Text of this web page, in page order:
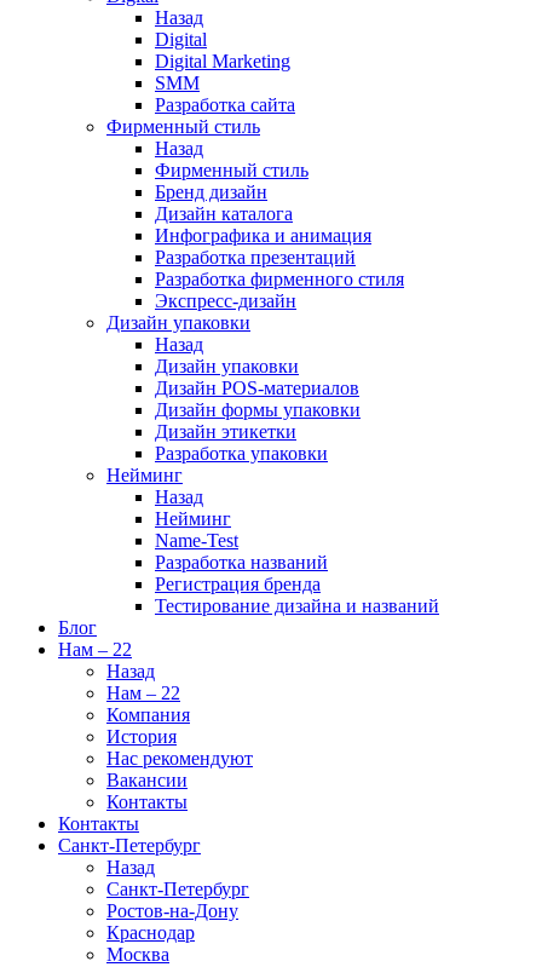
Назад
Digital
Digital Marketing
SMM
Разработка сайта
Фирменный стиль
Назад
Фирменный стиль
Бренд дизайн
Дизайн каталога
Инфографика и анимация
Разработка презентаций
Разработка фирменного стиля
Экспресс-дизайн
Дизайн упаковки
Назад
Дизайн упаковки
Дизайн POS-материалов
Дизайн формы упаковки
Дизайн этикетки
Разработка упаковки
Нейминг
Назад
Нейминг
Name-Test
Разработка названий
Регистрация бренда
Тестирование дизайна и названий
Блог
Нам – 22
Назад
Нам – 22
Компания
История
Нас рекомендуют
Вакансии
Контакты
Контакты
Санкт-Петербург
Назад
Санкт-Петербург
Ростов-на-Дону
Краснодар
Москва